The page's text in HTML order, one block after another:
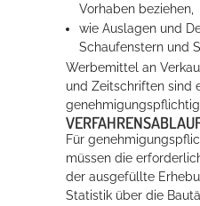
Vorhaben beziehen,
wie Auslagen und
Schaufenstern und
Werbemittel an
und Zeitschriften sind
Für
müssen die
der ausgefüllte
Statistik über die